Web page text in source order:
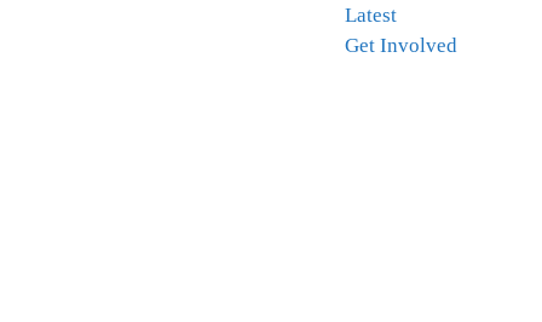
Latest
Get Involved